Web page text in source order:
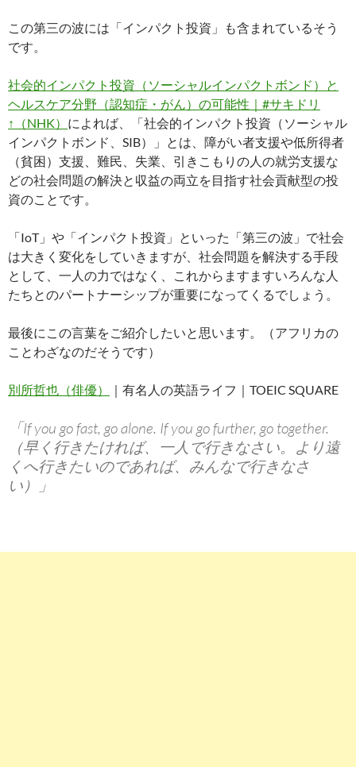
この第三の波には「インパクト投資」も含まれているそう
です。
社会的インパクト投資（ソーシャルインパクトボンド）と
ヘルスケア分野（認知症・がん）の可能性｜#サキドリ
↑（NHK） によれば、「社会的インパクト投資（ソーシャル
インパクトボンド、SIB）」とは、障がい者支援や低所得者
（貧困）支援、難民、失業、引きこもりの人の就労支援な
どの社会問題の解決と収益の両立を目指す社会貢献型の投
資のことです。
「IoT」や「インパクト投資」といった「第三の波」で社会
は大きく変化をしていきますが、社会問題を解決する手段
として、一人の力ではなく、これからますますいろんな人
たちとのパートナーシップが重要になってくるでしょう。
最後にこの言葉をご紹介したいと思います。（アフリカの
ことわざなのだそうです）
別所哲也（俳優） ｜有名人の英語ライフ｜TOEIC SQUARE
「If you go fast, go alone. If you go further, go together.
（早く行きたければ、一人で行きなさい。より遠
くへ行きたいのであれば、みんなで行きなさ
い）」